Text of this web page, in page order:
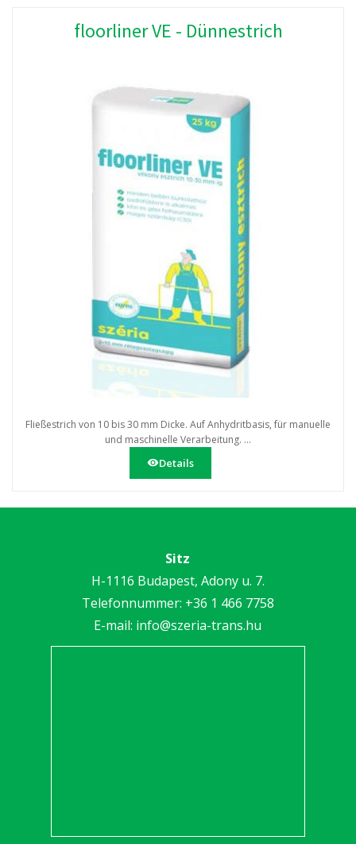
floorliner VE - Dünnestrich
Fließestrich von 10 bis 30 mm Dicke. Auf Anhydritbasis, für manuelle
und maschinelle Verarbeitung. ...
Details
Sitz
H-1116 Budapest, Adony u. 7.
Telefonnummer: +36 1 466 7758
E-mail: info@szeria-trans.hu